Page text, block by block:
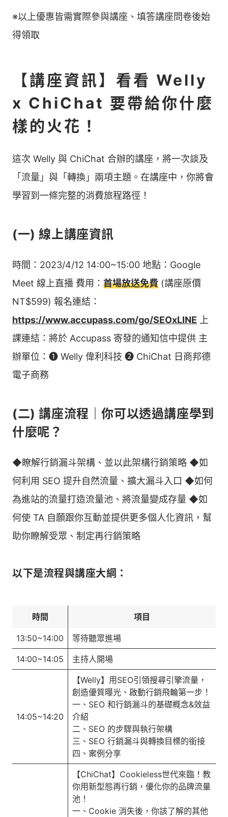
※以上優惠皆需實際參與講座、填答講座問卷後始
得領取
【講座資訊】看看 Welly
x ChiChat 要帶給你什麼
樣的火花！
這次 Welly 與 ChiChat 合辦的講座，將一次談及
「流量」與「轉換」兩項主題。在講座中，你將會
學習到一條完整的消費旅程路徑！
(一) 線上講座資訊
時間：2023/4/12 14:00~15:00 地點：Google
Meet 線上直播 費用： 首場放送免費 (講座原價
NT$599) 報名連結：
https://www.accupass.com/go/SEOxLINE 上
課連結：將於 Accupass 寄發的通知信中提供 主
辦單位：➊ Welly 偉利科技 ➋ ChiChat 日商邦德
電子商務
(二) 講座流程｜你可以透過講座學到
什麼呢？
◆瞭解行銷漏斗架構、並以此架構行銷策略 ◆如
何利用 SEO 提升自然流量、擴大漏斗入口 ◆如何
為進站的流量打造流量池、將流量變成存量 ◆如
何使 TA 自願跟你互動並提供更多個人化資訊，幫
助你瞭解受眾、制定再行銷策略
以下是流程與講座大綱：
時間 項目
13:50~14:00 等待聽眾進場
14:00~14:05 主持人開場
14:05~14:20
【Welly】用SEO引領搜尋引擎流量，
創造優質曝光、啟動行銷飛輪第一步！
一、SEO 和行銷漏斗的基礎概念&效益
介紹
二、SEO 的步驟與執行架構
三、SEO 行銷漏斗與轉換目標的銜接
四、案例分享
【ChiChat】Cookieless世代來臨！教
你用新型態再行銷，優化你的品牌流量
池！
一、Cookie 消失後，你該了解的其他